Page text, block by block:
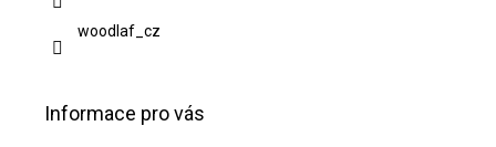
woodlaf_cz
Informace pro vás